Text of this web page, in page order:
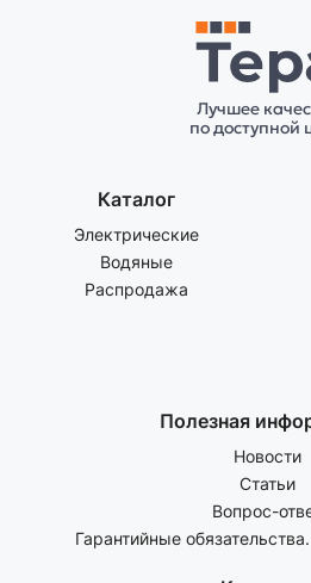
Лучшее
по доступной
Каталог
Электрические
Водяные
Распродажа
Полезная
Новости
Статьи
Вопрос-
Гарантийные